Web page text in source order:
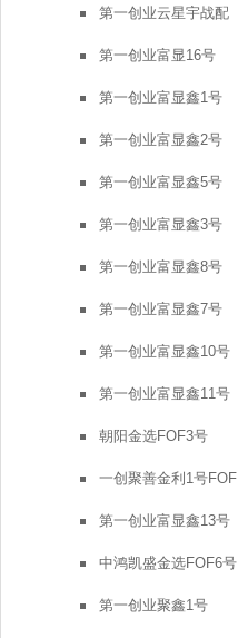
第一创业云星宇战配
第一创业富显16号
第一创业富显鑫1号
第一创业富显鑫2号
第一创业富显鑫5号
第一创业富显鑫3号
第一创业富显鑫8号
第一创业富显鑫7号
第一创业富显鑫10号
第一创业富显鑫11号
朝阳金选FOF3号
一创聚善金利1号FOF
第一创业富显鑫13号
中鸿凯盛金选FOF6号
第一创业聚鑫1号